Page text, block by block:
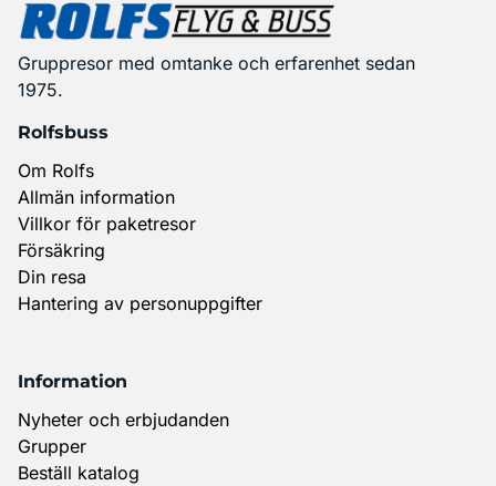
Gruppresor med omtanke och erfarenhet sedan
1975.
Rolfsbuss
Om Rolfs
Allmän information
Villkor för paketresor
Försäkring
Din resa
Hantering av personuppgifter
Information
Nyheter och erbjudanden
Grupper
Beställ katalog